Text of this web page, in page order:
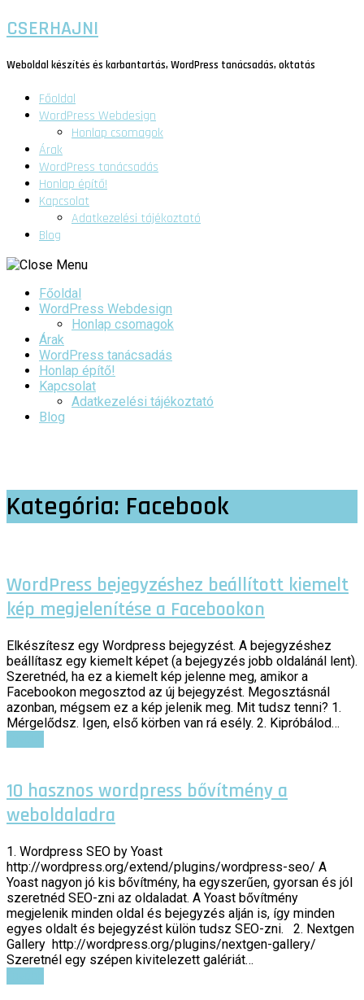
CSERHAJNI
Weboldal készítés és karbantartás, WordPress tanácsadás, oktatás
Főoldal
WordPress Webdesign
Honlap csomagok
Árak
WordPress tanácsadás
Honlap építő!
Kapcsolat
Adatkezelési tájékoztató
Blog
Főoldal
WordPress Webdesign
Honlap csomagok
Árak
WordPress tanácsadás
Honlap építő!
Kapcsolat
Adatkezelési tájékoztató
Blog
Kategória: Facebook
WordPress bejegyzéshez beállított kiemelt
kép megjelenítése a Facebookon
Elkészítesz egy Wordpress bejegyzést. A bejegyzéshez
beállítasz egy kiemelt képet (a bejegyzés jobb oldalánál lent).
Szeretnéd, ha ez a kiemelt kép jelenne meg, amikor a
Facebookon megosztod az új bejegyzést. Megosztásnál
azonban, mégsem ez a kép jelenik meg. Mit tudsz tenni? 1.
Mérgelődsz. Igen, első körben van rá esély. 2. Kipróbálod…
10 hasznos wordpress bővítmény a
weboldaladra
1. Wordpress SEO by Yoast
http://wordpress.org/extend/plugins/wordpress-seo/ A
Yoast nagyon jó kis bővítmény, ha egyszerűen, gyorsan és jól
szeretnéd SEO-zni az oldaladat. A Yoast bővítmény
megjelenik minden oldal és bejegyzés alján is, így minden
egyes oldalt és bejegyzést külön tudsz SEO-zni. 2. Nextgen
Gallery http://wordpress.org/plugins/nextgen-gallery/
Szeretnél egy szépen kivitelezett galériát…